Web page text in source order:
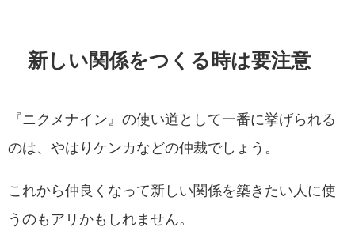
新しい関係をつくる時は要注意
『ニクメナイン』の使い道として一番に挙げられる
のは、やはりケンカなどの仲裁でしょう。
これから仲良くなって新しい関係を築きたい人に使
うのもアリかもしれません。